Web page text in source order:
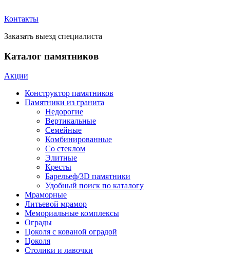
Контакты
Заказать выезд специалиста
Каталог памятников
Акции
Конструктор памятников
Памятники из гранита
Недорогие
Вертикальные
Семейные
Комбинированные
Со стеклом
Элитные
Кресты
Барельеф/3D памятники
Удобный поиск по каталогу
Мраморные
Литьевой мрамор
Мемориальные комплексы
Ограды
Цоколя с кованой оградой
Цоколя
Столики и лавочки